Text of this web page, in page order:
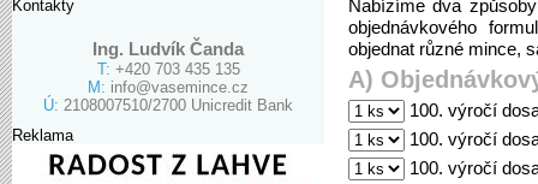
Kontakty
Ing. Ludvík Čanda
T: +420 703 435 135
M: info@vasemince.cz
Ú: 2108007510/2700 Unicredit Bank
Reklama
Nabízíme dva
objednávkového
objednat různé mince,
A)
100. výročí
100. výročí
100. výročí